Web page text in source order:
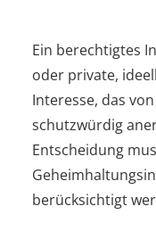
Ein berechtigtes
oder private,
Interesse, das
schutzwürdig
Entscheidung
berücksichtigt